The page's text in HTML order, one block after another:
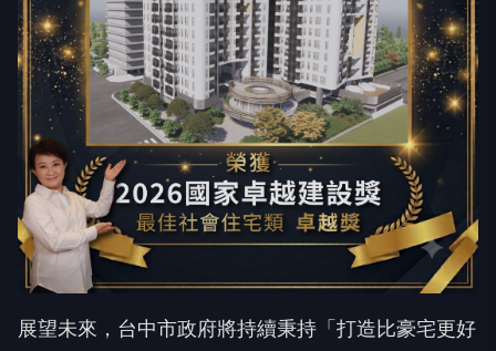
展望未來，台中市政府將持續秉持「打造比豪宅更好
的好宅」目標，結合智慧科技、永續美學與全齡友善
設計，實踐城市向內深耕的理念。透過優質社會住宅